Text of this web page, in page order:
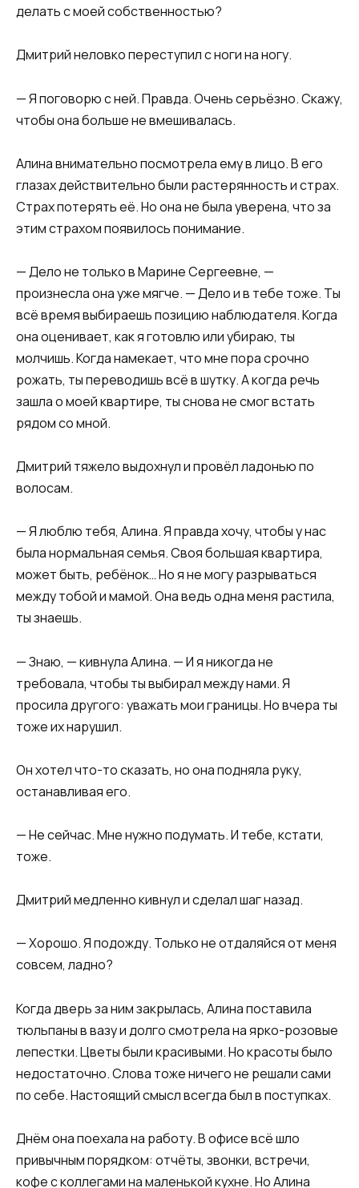
делать с моей собственностью?
Дмитрий неловко переступил с ноги на ногу.
— Я поговорю с ней. Правда. Очень серьёзно. Скажу,
чтобы она больше не вмешивалась.
Алина внимательно посмотрела ему в лицо. В его
глазах действительно были растерянность и страх.
Страх потерять её. Но она не была уверена, что за
этим страхом появилось понимание.
— Дело не только в Марине Сергеевне, —
произнесла она уже мягче. — Дело и в тебе тоже. Ты
всё время выбираешь позицию наблюдателя. Когда
она оценивает, как я готовлю или убираю, ты
молчишь. Когда намекает, что мне пора срочно
рожать, ты переводишь всё в шутку. А когда речь
зашла о моей квартире, ты снова не смог встать
рядом со мной.
Дмитрий тяжело выдохнул и провёл ладонью по
волосам.
— Я люблю тебя, Алина. Я правда хочу, чтобы у нас
была нормальная семья. Своя большая квартира,
может быть, ребёнок… Но я не могу разрываться
между тобой и мамой. Она ведь одна меня растила,
ты знаешь.
— Знаю, — кивнула Алина. — И я никогда не
требовала, чтобы ты выбирал между нами. Я
просила другого: уважать мои границы. Но вчера ты
тоже их нарушил.
Он хотел что-то сказать, но она подняла руку,
останавливая его.
— Не сейчас. Мне нужно подумать. И тебе, кстати,
тоже.
Дмитрий медленно кивнул и сделал шаг назад.
— Хорошо. Я подожду. Только не отдаляйся от меня
совсем, ладно?
Когда дверь за ним закрылась, Алина поставила
тюльпаны в вазу и долго смотрела на ярко-розовые
лепестки. Цветы были красивыми. Но красоты было
недостаточно. Слова тоже ничего не решали сами
по себе. Настоящий смысл всегда был в поступках.
Днём она поехала на работу. В офисе всё шло
привычным порядком: отчёты, звонки, встречи,
кофе с коллегами на маленькой кухне. Но Алина